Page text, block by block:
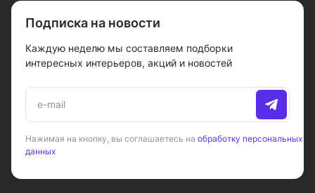
Подписка на новости
Каждую неделю мы составляем подборки
интересных интерьеров, акций и новостей
Нажимая на кнопку, вы соглашаетесь на обработку персональных
данных